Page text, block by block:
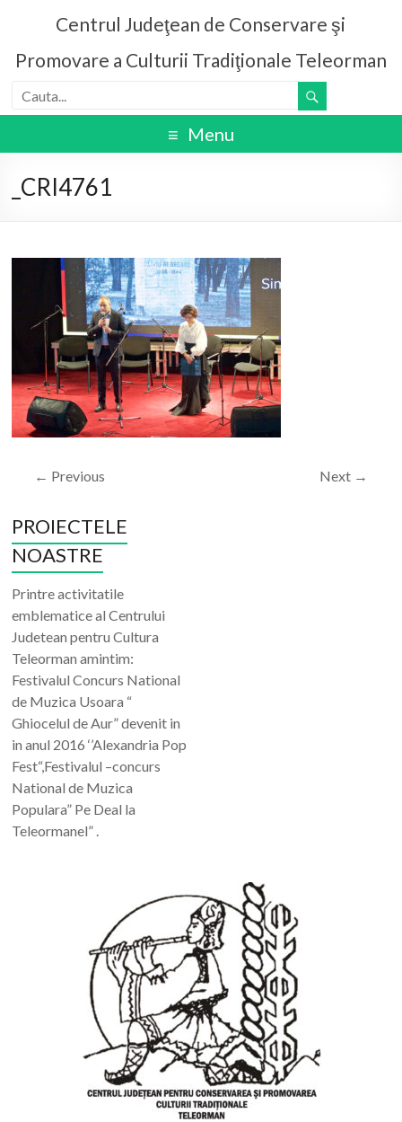
Centrul Judeţean de Conservare şi
Promovare a Culturii Tradiţionale Teleorman
Menu
_CRI4761
← Previous Next →
PROIECTELE
NOASTRE
Printre activitatile
emblematice al Centrului
Judetean pentru Cultura
Teleorman amintim:
Festivalul Concurs National
de Muzica Usoara “
Ghiocelul de Aur” devenit in
in anul 2016 ‘’Alexandria Pop
Fest“,Festivalul –concurs
National de Muzica
Populara” Pe Deal la
Teleormanel” .